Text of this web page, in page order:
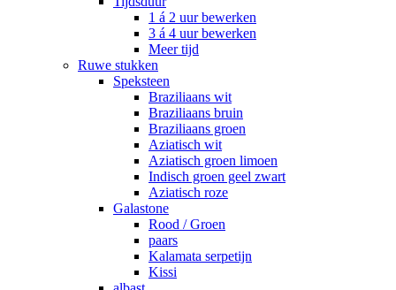
1 á 2 uur bewerken
3 á 4 uur bewerken
Meer tijd
Ruwe stukken
Speksteen
Braziliaans wit
Braziliaans bruin
Braziliaans groen
Aziatisch wit
Aziatisch groen limoen
Indisch groen geel zwart
Aziatisch roze
Galastone
Rood / Groen
paars
Kalamata serpetijn
Kissi